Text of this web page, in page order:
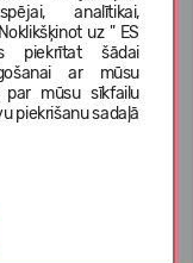
analītikai,
uz " ES
piekrītat šādai
ar mūsu
mūsu sīkfailu
piekrišanu sadaļā